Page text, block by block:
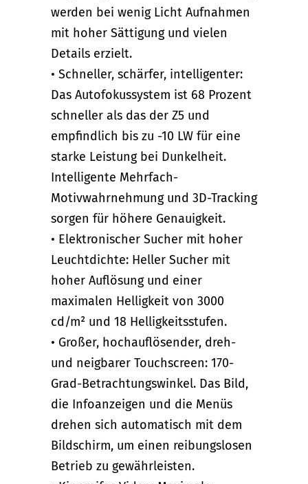
werden bei wenig Licht Aufnahmen
mit hoher Sättigung und vielen
Details erzielt.
• Schneller, schärfer, intelligenter:
Das Autofokussystem ist 68 Prozent
schneller als das der Z5 und
empfindlich bis zu -10 LW für eine
starke Leistung bei Dunkelheit.
Intelligente Mehrfach-
Motivwahrnehmung und 3D-Tracking
sorgen für höhere Genauigkeit.
• Elektronischer Sucher mit hoher
Leuchtdichte: Heller Sucher mit
hoher Auflösung und einer
maximalen Helligkeit von 3000
cd/m² und 18 Helligkeitsstufen.
• Großer, hochauflösender, dreh-
und neigbarer Touchscreen: 170-
Grad-Betrachtungswinkel. Das Bild,
die Infoanzeigen und die Menüs
drehen sich automatisch mit dem
Bildschirm, um einen reibungslosen
Betrieb zu gewährleisten.